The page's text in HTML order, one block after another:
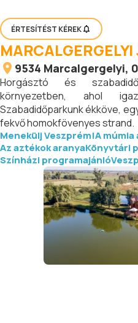
ÉRTESÍTÉST KÉREK
9534 Marcalgergelyi,
Horgásztó és
környezetben, ahol
Szabadidőparkunk ékköve,
fekvő homokfövenyes strand.
Menekülj Veszprém!A múmia
Az aztékok aranyaKönyvtári
Színházi programajánló